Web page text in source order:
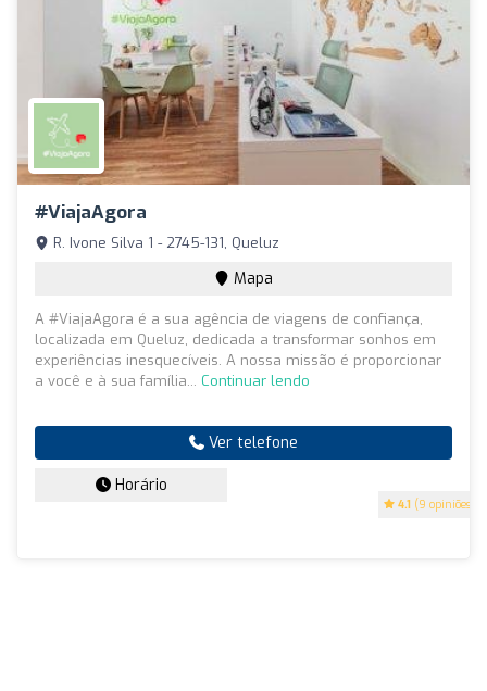
#ViajaAgora
4.1 (9 opiniões)
R. Ivone Silva 1 - 2745-131, Queluz
Mapa
A #ViajaAgora é a sua agência de viagens de confiança,
localizada em Queluz, dedicada a transformar sonhos em
experiências inesquecíveis. A nossa missão é proporcionar
a você e à sua família... Continuar lendo
Ver telefone
Horário